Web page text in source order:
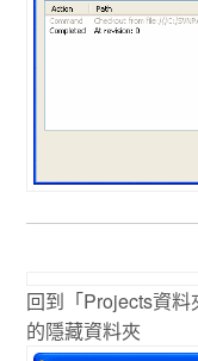
回到「Projects資料
的隱藏資料夾